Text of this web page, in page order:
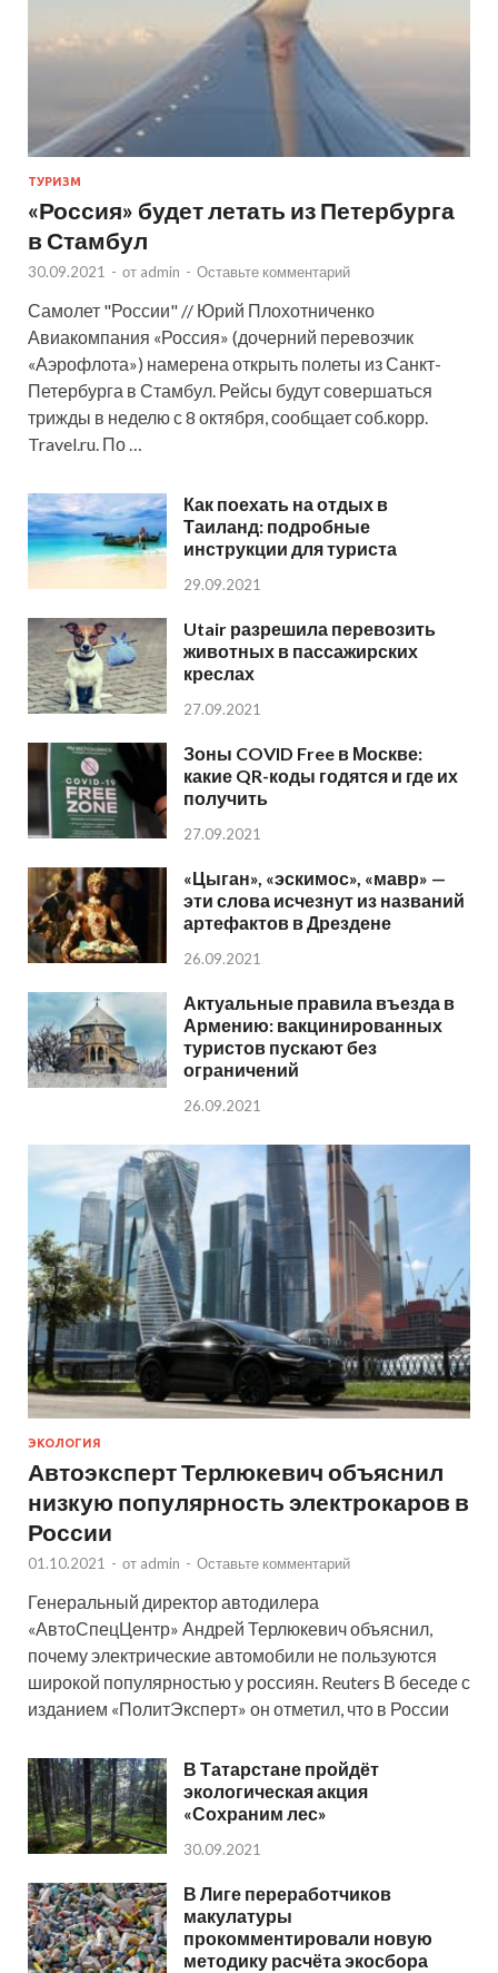
ТУРИЗМ
«Россия» будет летать из Петербурга
в Стамбул
30.09.2021 - от admin - Оставьте комментарий
Самолет "России" // Юрий Плохотниченко
Авиакомпания «Россия» (дочерний перевозчик
«Аэрофлота») намерена открыть полеты из Санкт-
Петербурга в Стамбул. Рейсы будут совершаться
трижды в неделю с 8 октября, сообщает соб.корр.
Travel.ru. По …
Как поехать на отдых в
Таиланд: подробные
инструкции для туриста
29.09.2021
Utair разрешила перевозить
животных в пассажирских
креслах
27.09.2021
Зоны COVID Free в Москве:
какие QR-коды годятся и где их
получить
27.09.2021
«Цыган», «эскимос», «мавр» —
эти слова исчезнут из названий
артефактов в Дрездене
26.09.2021
Актуальные правила въезда в
Армению: вакцинированных
туристов пускают без
ограничений
26.09.2021
ЭКОЛОГИЯ
Автоэксперт Терлюкевич объяснил
низкую популярность электрокаров в
России
01.10.2021 - от admin - Оставьте комментарий
Генеральный директор автодилера
«АвтоСпецЦентр» Андрей Терлюкевич объяснил,
почему электрические автомобили не пользуются
широкой популярностью у россиян. Reuters В беседе с
изданием «ПолитЭксперт» он отметил, что в России
В Татарстане пройдёт
экологическая акция
«Сохраним лес»
30.09.2021
В Лиге переработчиков
макулатуры
прокомментировали новую
методику расчёта экосбора